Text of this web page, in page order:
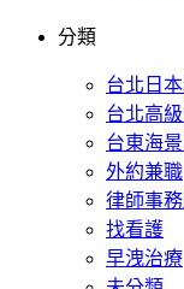
分類
台北日
台北高
台東海
外約兼職
律師事
找看護
早洩治療